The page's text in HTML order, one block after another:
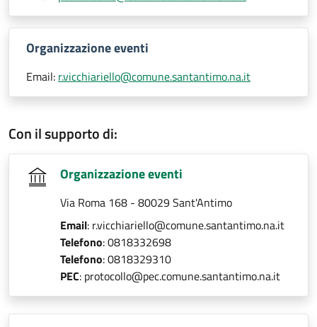
Organizzazione eventi
Email: r.vicchiariello@comune.santantimo.na.it
Con il supporto di:
Organizzazione eventi
Via Roma 168 - 80029 Sant'Antimo
Email: r.vicchiariello@comune.santantimo.na.it
Telefono: 0818332698
Telefono: 0818329310
PEC: protocollo@pec.comune.santantimo.na.it